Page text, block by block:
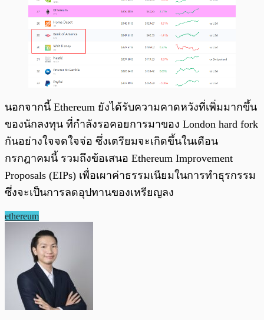
นอกจากนี้ Ethereum ยังได้รับความคาดหวังที่เพิ่มมากขึ้น
ของนักลงทุน ที่กำลังรอคอยการมาของ London hard fork
กันอย่างใจจดใจจ่อ ซึ่งเตรียมจะเกิดขึ้นในเดือน
กรกฎาคมนี้ รวมถึงข้อเสนอ Ethereum Improvement
Proposals (EIPs) เพื่อเผาค่าธรรมเนียมในการทำธุรกรรม
ซึ่งจะเป็นการลดอุปทานของเหรียญลง
ethereum